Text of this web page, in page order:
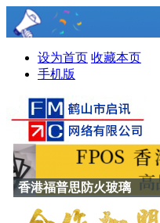
设为首页 收藏本页
手机版
香港福普思防火玻璃